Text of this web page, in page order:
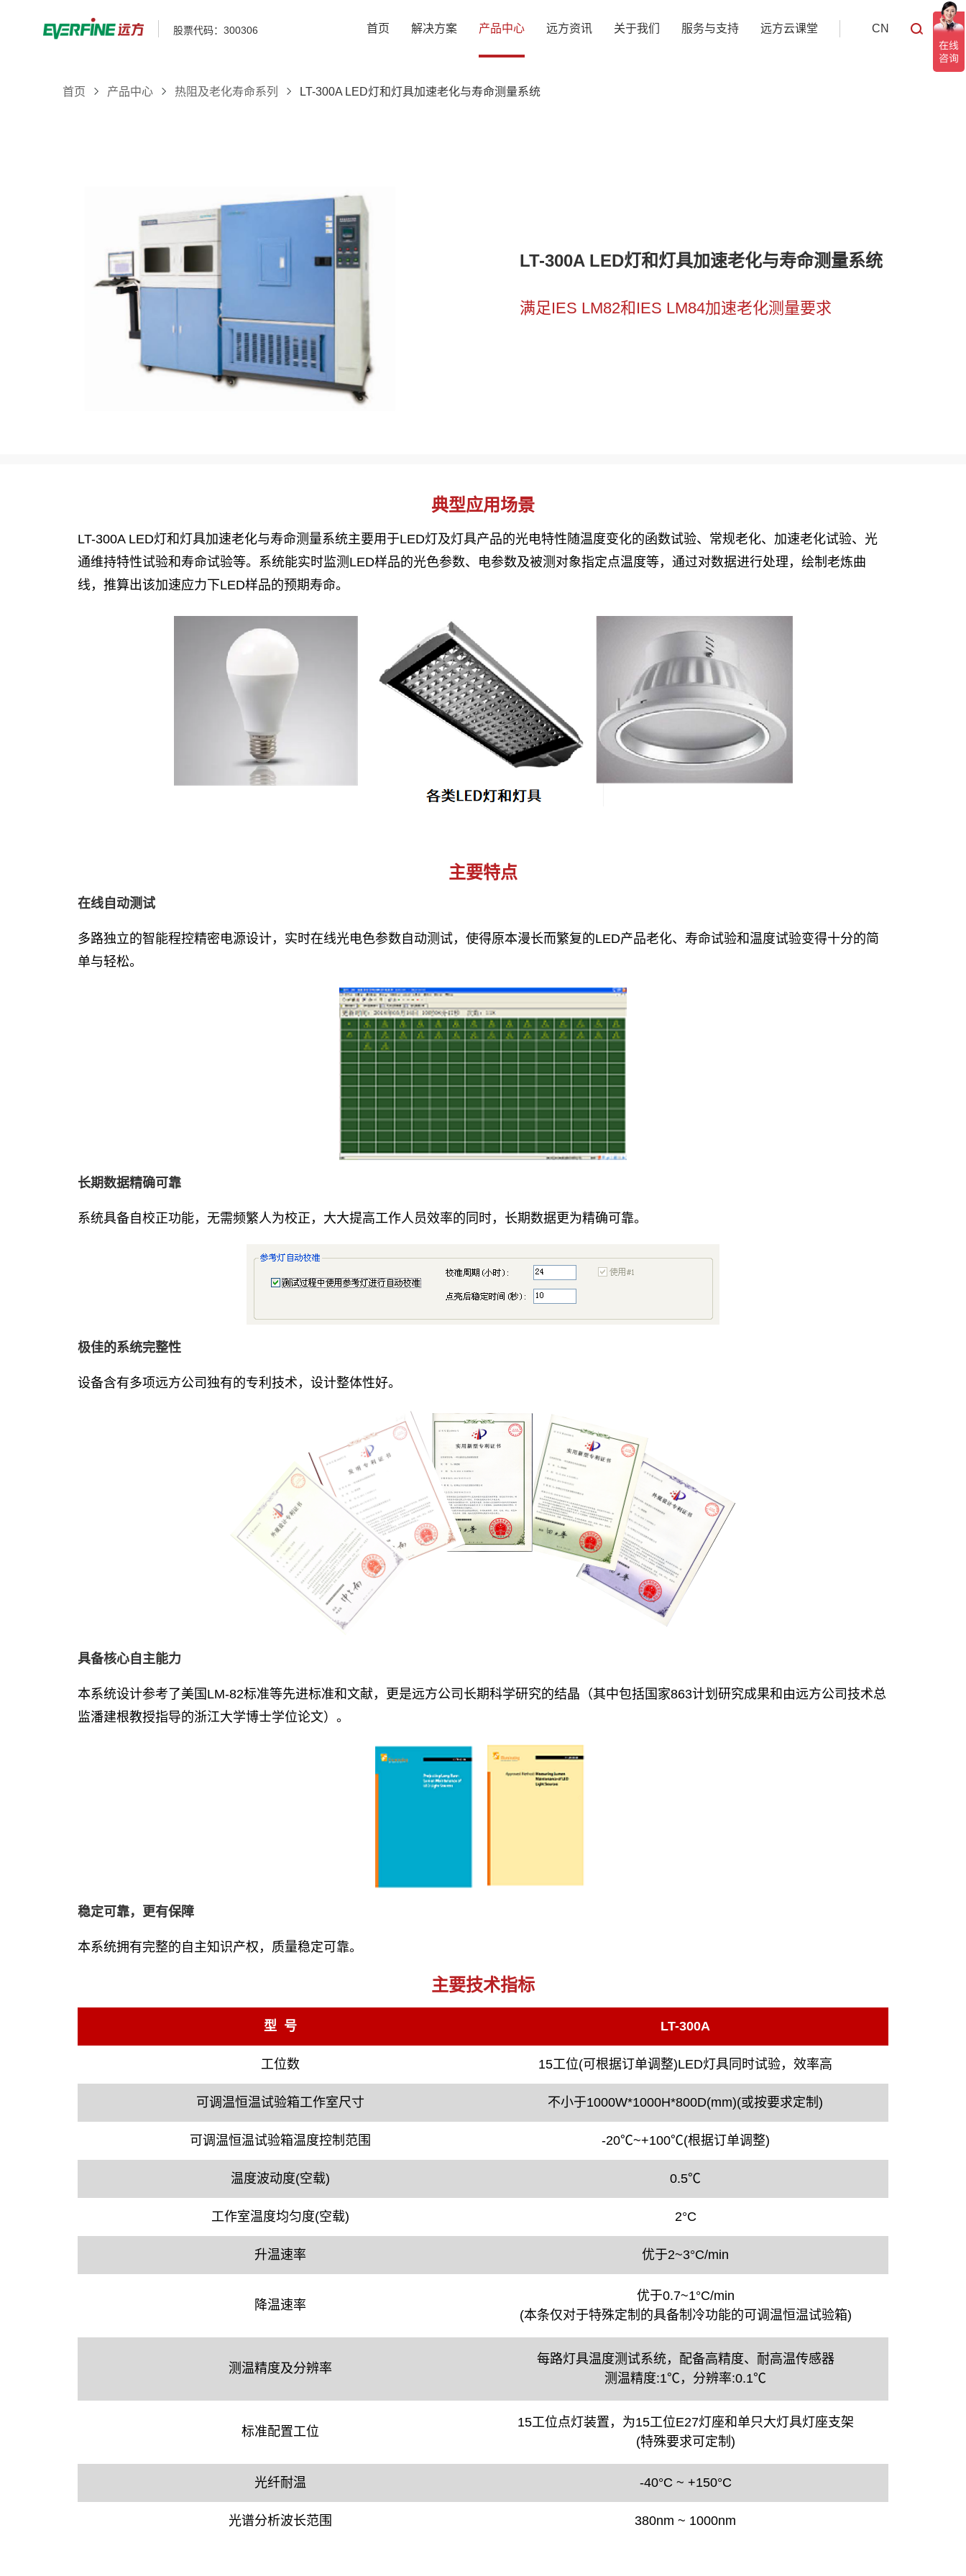
股票代码：300306 首页 解决方案 产品中心 远方资讯 关于我们 服务与支持 远方云课堂 CN
首页 产品中心 热阻及老化寿命系列 LT-300A LED灯和灯具加速老化与寿命测量系统
LT-300A LED灯和灯具加速老化与寿命测量系统
满足IES LM82和IES LM84加速老化测量要求
典型应用场景
LT-300A LED灯和灯具加速老化与寿命测量系统主要用于LED灯及灯具产品的光电特性随温度变化的函数试验、常规老化、加速老化试验、光
通维持特性试验和寿命试验等。系统能实时监测LED样品的光色参数、电参数及被测对象指定点温度等，通过对数据进行处理，绘制老炼曲
线，推算出该加速应力下LED样品的预期寿命。
主要特点
在线自动测试
多路独立的智能程控精密电源设计，实时在线光电色参数自动测试，使得原本漫长而繁复的LED产品老化、寿命试验和温度试验变得十分的简
单与轻松。
长期数据精确可靠
系统具备自校正功能，无需频繁人为校正，大大提高工作人员效率的同时，长期数据更为精确可靠。
极佳的系统完整性
设备含有多项远方公司独有的专利技术，设计整体性好。
具备核心自主能力
本系统设计参考了美国LM-82标准等先进标准和文献，更是远方公司长期科学研究的结晶（其中包括国家863计划研究成果和由远方公司技术总
监潘建根教授指导的浙江大学博士学位论文）。
稳定可靠，更有保障
本系统拥有完整的自主知识产权，质量稳定可靠。
主要技术指标
型 号 LT-300A
工位数 15工位(可根据订单调整)LED灯具同时试验，效率高
可调温恒温试验箱工作室尺寸 不小于1000W*1000H*800D(mm)(或按要求定制)
可调温恒温试验箱温度控制范围 -20℃~+100℃(根据订单调整)
温度波动度(空载) 0.5℃
工作室温度均匀度(空载) 2°C
升温速率 优于2~3°C/min
降温速率
优于0.7~1°C/min
(本条仅对于特殊定制的具备制冷功能的可调温恒温试验箱)
测温精度及分辨率
每路灯具温度测试系统，配备高精度、耐高温传感器
测温精度:1℃，分辨率:0.1℃
标准配置工位
15工位点灯装置，为15工位E27灯座和单只大灯具灯座支架
(特殊要求可定制)
光纤耐温 -40°C ~ +150°C
光谱分析波长范围 380nm ~ 1000nm